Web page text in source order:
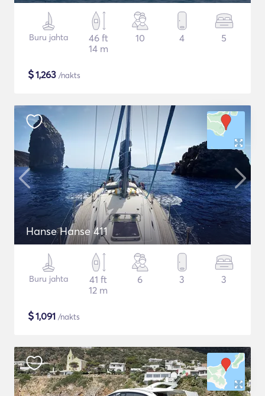
Buru jahta
46 ft
14 m
10 4 5
$1,263 /nakts
Hanse Hanse 411
Buru jahta
41 ft
12 m
6 3 3
$1,091 /nakts